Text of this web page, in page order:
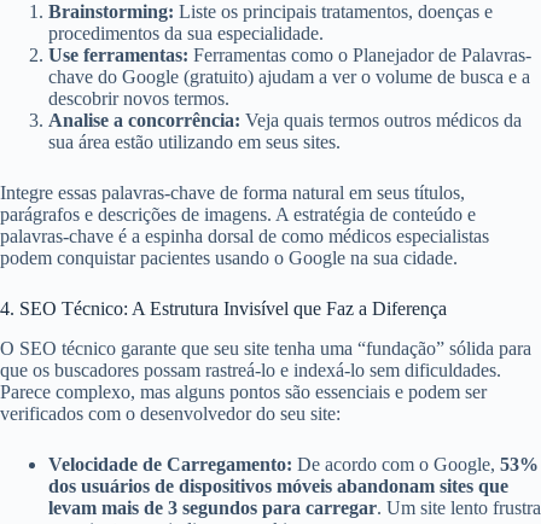
Brainstorming: Liste os principais tratamentos, doenças e
procedimentos da sua especialidade.
Use ferramentas: Ferramentas como o Planejador de Palavras-
chave do Google (gratuito) ajudam a ver o volume de busca e a
descobrir novos termos.
Analise a concorrência: Veja quais termos outros médicos da
sua área estão utilizando em seus sites.
Integre essas palavras-chave de forma natural em seus títulos,
parágrafos e descrições de imagens. A estratégia de conteúdo e
palavras-chave é a espinha dorsal de como médicos especialistas
podem conquistar pacientes usando o Google na sua cidade.
4. SEO Técnico: A Estrutura Invisível que Faz a Diferença
O SEO técnico garante que seu site tenha uma “fundação” sólida para
que os buscadores possam rastreá-lo e indexá-lo sem dificuldades.
Parece complexo, mas alguns pontos são essenciais e podem ser
verificados com o desenvolvedor do seu site:
Velocidade de Carregamento: De acordo com o Google, 53%
dos usuários de dispositivos móveis abandonam sites que
levam mais de 3 segundos para carregar. Um site lento frustra